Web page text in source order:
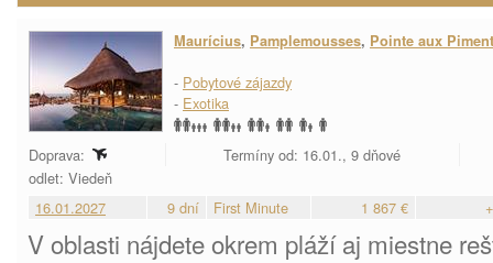
Maurícius, Pamplemousses, Pointe aux
- Pobytové zájazdy
- Exotika
Doprava:
Termíny od: 16.01., 9 dňové
odlet: Viedeň
16.01.2027
9 dní First Minute 1 867 €
V oblasti nájdete okrem pláží aj miestne